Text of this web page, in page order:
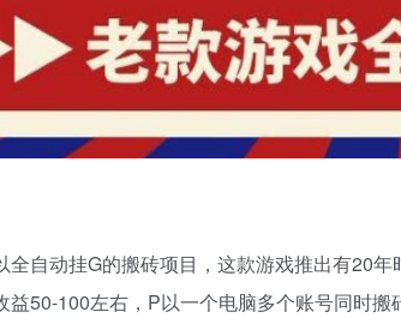
全自动挂G的搬砖项目，这款游戏推出有20
益50-100左右，P以一个电脑多个账号同时搬